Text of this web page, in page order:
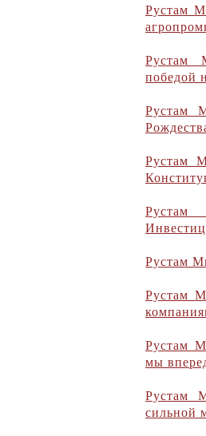
Рустам
Рустам
победой
Рустам
Рустам
Рустам
Рустам
Рустам
Рустам
мы
Рустам
сильной